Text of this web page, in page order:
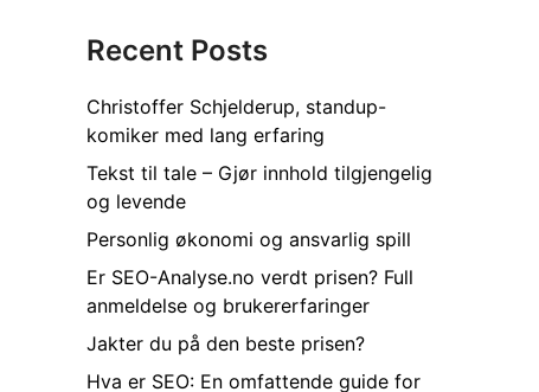
Recent Posts
Christoffer Schjelderup, standup-
komiker med lang erfaring
Tekst til tale – Gjør innhold tilgjengelig
og levende
Personlig økonomi og ansvarlig spill
Er SEO-Analyse.no verdt prisen? Full
anmeldelse og brukererfaringer
Jakter du på den beste prisen?
Hva er SEO: En omfattende guide for